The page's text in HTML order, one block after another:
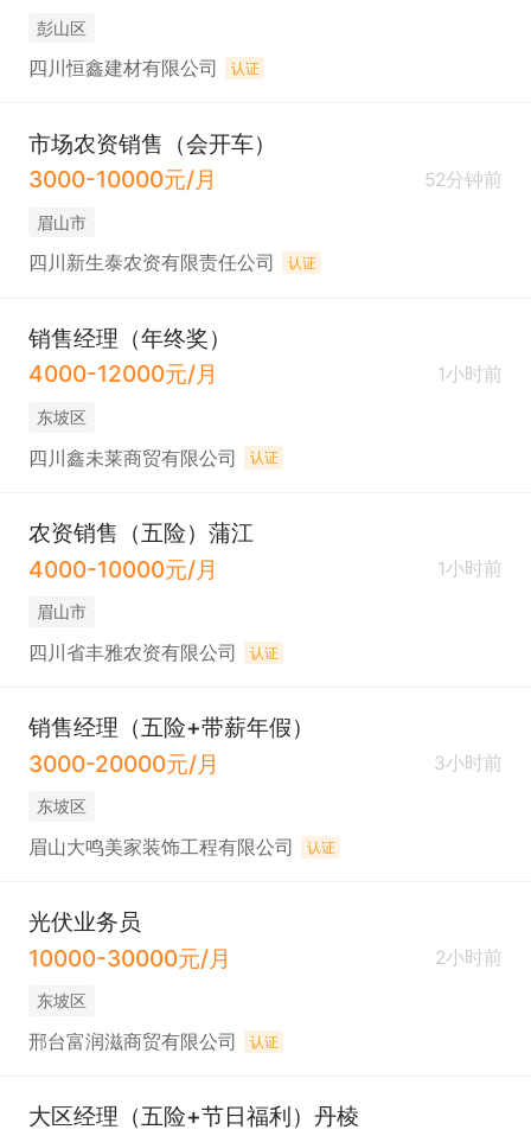
彭山区
四川恒鑫建材有限公司 认证
市场农资销售（会开车）
3000-10000元/月
52分钟前
眉山市
四川新生泰农资有限责任公司 认证
销售经理（年终奖）
4000-12000元/月
1小时前
东坡区
四川鑫未莱商贸有限公司 认证
农资销售（五险）蒲江
4000-10000元/月
1小时前
眉山市
四川省丰雅农资有限公司 认证
销售经理（五险+带薪年假）
3000-20000元/月
3小时前
东坡区
眉山大鸣美家装饰工程有限公司 认证
光伏业务员
10000-30000元/月
2小时前
东坡区
邢台富润滋商贸有限公司 认证
大区经理（五险+节日福利）丹棱